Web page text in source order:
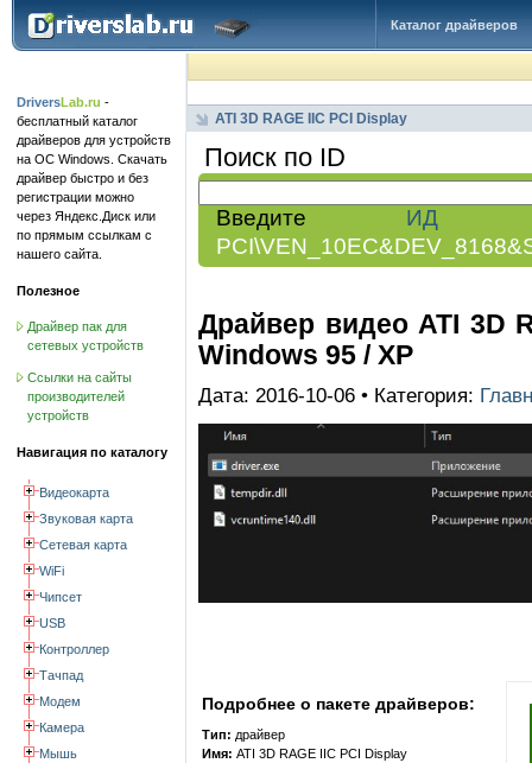
Каталог драйверов
DriversLab.ru -
бесплатный каталог
драйверов для устройств
на ОС Windows. Скачать
драйвер быстро и без
регистрации можно
через Яндекс.Диск или
по прямым ссылкам с
нашего сайта.
Полезное
Драйвер пак для
сетевых устройств
Ссылки на сайты
производителей
устройств
Навигация по каталогу
Видеокарта
Звуковая карта
Сетевая карта
WiFi
Чипсет
USB
Контроллер
Тачпад
Модем
Камера
Мышь
ATI 3D RAGE IIC PCI Display
Поиск по ID
Введите ИД
Драйвер видео ATI 3D
Windows 95 / XP
Дата: 2016-10-06 • Категория:
Подробнее о пакете драйверов:
Тип: драйвер
Имя: ATI 3D RAGE IIC PCI Display